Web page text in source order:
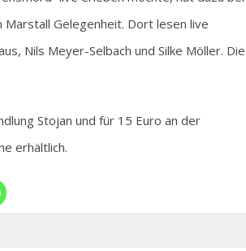
Gelegenheit. Dort lesen live
Nils Meyer-Selbach und Silke Möller. Die
Stojan und für 15 Euro an der
erhältlich.